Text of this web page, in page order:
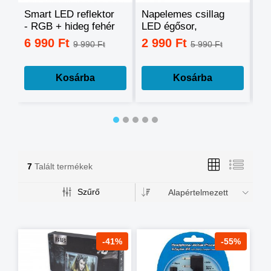
Smart LED reflektor
- RGB + hideg fehér
+ meleg fehér, okos
telefonnal
6 990 Ft 9 990 Ft
Kosárba
Napelemes csillag
LED égősor,
fényfüzér
2 990 Ft 5 990 Ft
Kosárba
7 Talált termékek
Szűrő Alapértelmezett
-41% -55%